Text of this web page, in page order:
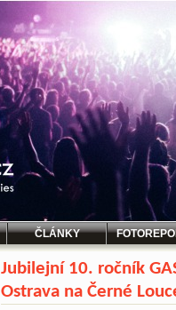
ČLÁNKY
Jubilejní 10. ročník
Ostrava na Černé